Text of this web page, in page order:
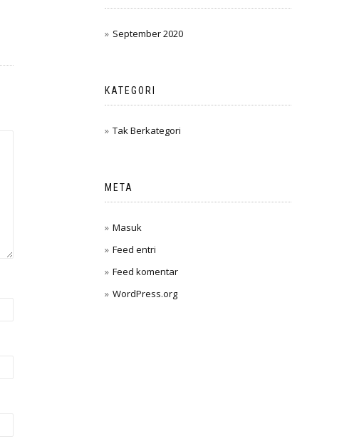
September 2020
KATEGORI
Tak Berkategori
META
Masuk
Feed entri
Feed komentar
WordPress.org